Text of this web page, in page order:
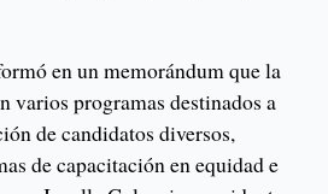
en un memorándum que la
varios programas destinados a
de candidatos diversos,
de capacitación en equidad e